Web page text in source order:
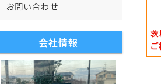
お問い合わせ
会社情報